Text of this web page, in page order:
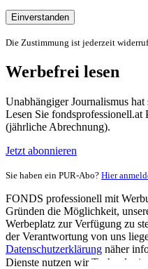
Einverstanden
Die Zustimmung ist jederzeit
Werbefrei lesen
Unabhängiger Journalismus hat
Lesen Sie
(jährliche Abrechnung).
Jetzt abonnieren
Sie haben ein PUR-Abo? Hier
FONDS professionell mit
Gründen die Möglichkeit,
Werbeplatz zur Verfügung zu
der Verantwortung von uns
Datenschutzerklärung näher
Dienste nutzen wir